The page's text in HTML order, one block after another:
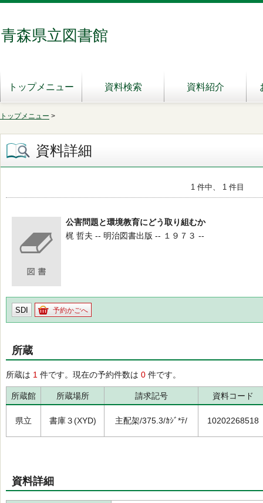
青森県立図書館
トップメニュー 資料検索 資料紹介
トップメニュー >
資料詳細
1 件中、 1 件目
公害問題と環境教育にどう取り組むか
梶 哲夫 -- 明治図書出版 -- １９７３ --
SDI 予約かごへ
所蔵
所蔵は 1 件です。現在の予約件数は 0 件です。
所蔵館 所蔵場所 請求記号 資料コード
県立 書庫３(XYD) 主配架/375.3/ｶｼﾞ*ﾃ/ 10202268518
資料詳細